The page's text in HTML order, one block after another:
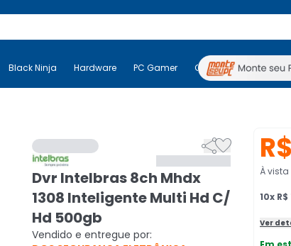
Gamer Black Ninja Hardware PC Gamer
Black Ninja Hardware PC Gamer Computadores

Dvr Intelbras 8ch Mhdx
1308 Inteligente Multi Hd C/
Hd 500gb
Vendido e entregue por:
À vista
10x R$
Ver